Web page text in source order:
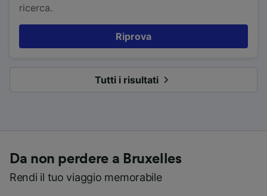
ricerca.
Riprova
Tutti i risultati
Da non perdere a Bruxelles
Rendi il tuo viaggio memorabile